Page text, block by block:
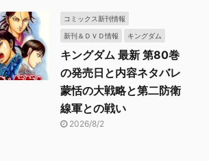
コミックス新刊情報
新刊＆ＤＶＤ情報 キングダム
キングダム 最新 第80巻
の発売日と内容ネタバレ
蒙恬の大戦略と第二防衛
線軍との戦い
2026/8/2